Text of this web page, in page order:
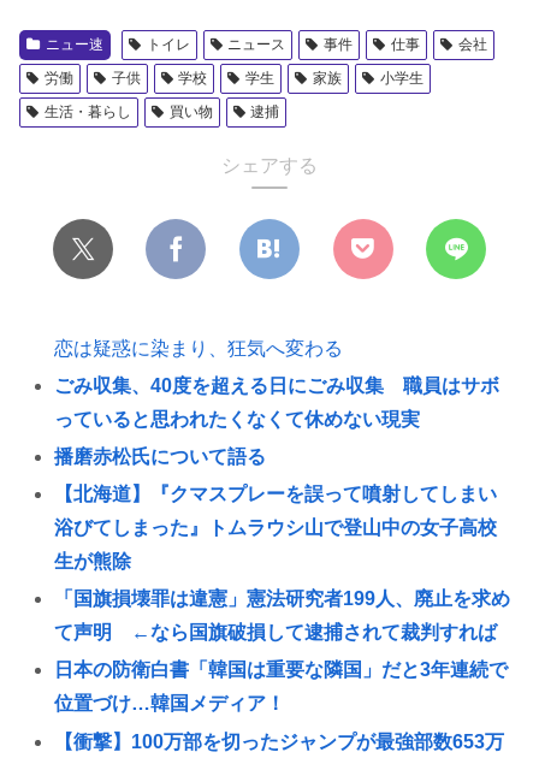
ニュー速 トイレ ニュース 事件 仕事
会社
労働
子供 学校 学生 家族
小学生
生活・暮らし
買い物 逮捕
シェアする
恋は疑惑に染まり、狂気へ変わる
ごみ収集、40度を超える日にごみ収集 職員はサボ
っていると思われたくなくて休めない現実
播磨赤松氏について語る
【北海道】『クマスプレーを誤って噴射してしまい
浴びてしまった』トムラウシ山で登山中の女子高校
生が熊除
「国旗損壊罪は違憲」憲法研究者199人、廃止を求め
て声明 ←なら国旗破損して逮捕されて裁判すれば
日本の防衛白書「韓国は重要な隣国」だと3年連続で
位置づけ…韓国メディア！
【衝撃】100万部を切ったジャンプが最強部数653万